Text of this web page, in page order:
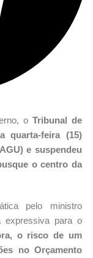
o Tribunal de
quarta-feira (15)
e suspendeu
o centro da
pelo ministro
expressiva para o
o risco de um
no Orçamento